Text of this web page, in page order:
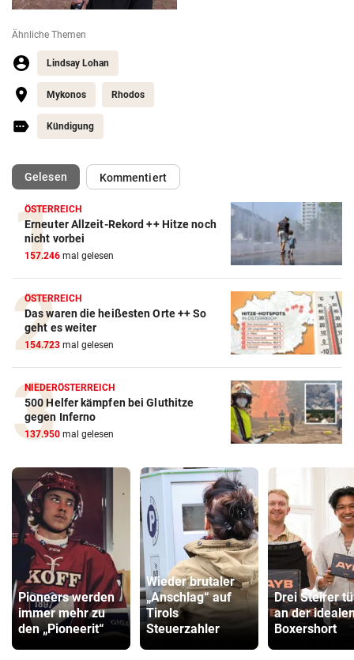
Ähnliche Themen
Lindsay Lohan
Mykonos Rhodos
Kündigung
Gelesen(ausgewählt)Kommentiert
ÖSTERREICH
Erneuter Allzeit-Rekord ++ Hitze noch
nicht vorbei
157.246 mal gelesen
ÖSTERREICH
Das waren die heißesten Orte ++ So
geht es weiter
154.723 mal gelesen
NIEDERÖSTERREICH
500 Helfer kämpfen bei Gluthitze
gegen Inferno
137.950 mal gelesen
Pioneers werden
immer mehr zu
den „Pioneerit“
Wieder brutaler
„Anschlag“ auf
Tirols
Steuerzahler
Drei Steirer
an der
Boxershort